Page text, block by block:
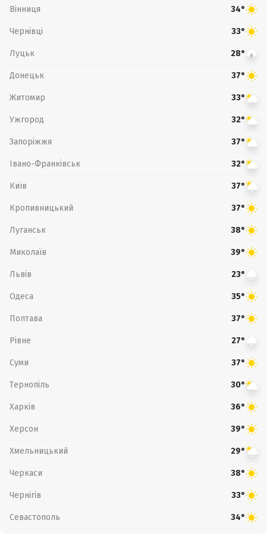
Вінниця 34°
Чернівці 33°
Луцьк 28°
Донецьк 37°
Житомир 33°
Ужгород 32°
Запоріжжя 37°
Івано-Франківськ 32°
Київ 37°
Кропивницький 37°
Луганськ 38°
Миколаїв 39°
Львів 23°
Одеса 35°
Полтава 37°
Рівне 27°
Суми 37°
Тернопіль 30°
Харків 36°
Херсон 39°
Хмельницький 29°
Черкаси 38°
Чернігів 33°
Севастополь 34°